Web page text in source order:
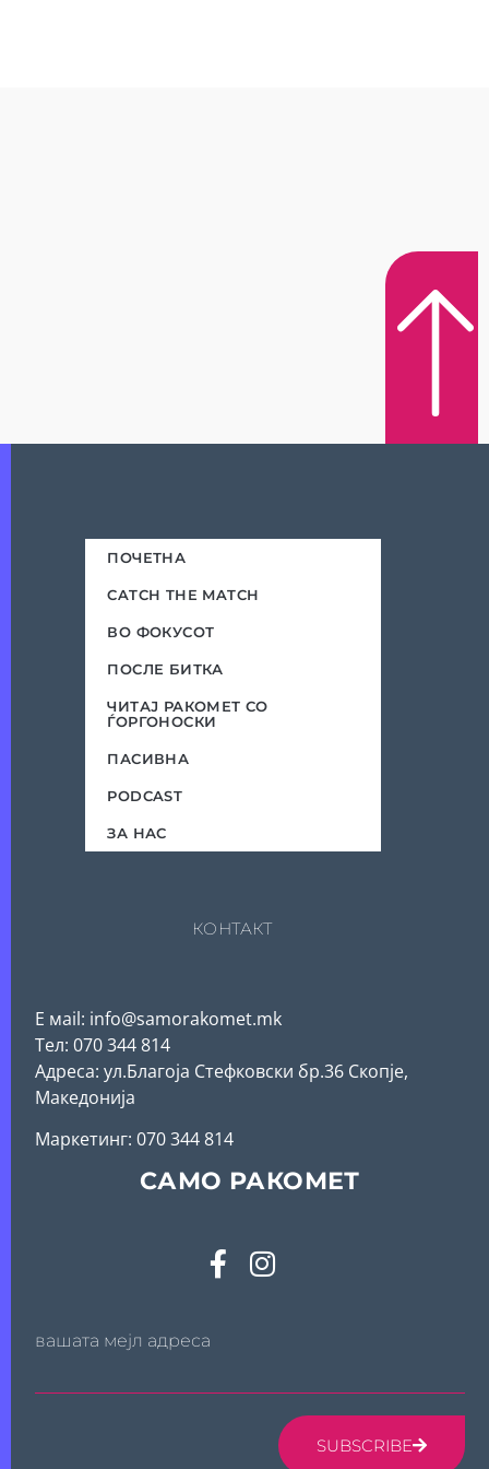
ПОЧЕТНА
CATCH THE MATCH
ВО ФОКУСОТ
ПОСЛЕ БИТКА
ЧИТАЈ РАКОМЕТ СО
ЃОРГОНОСКИ
ПАСИВНА
PODCAST
ЗА НАС
КОНТАКТ
Е мail: info@samorakomet.mk
Тел: 070 344 814
Адреса: ул.Благоја Стефковски бр.36 Скопје,
Македонија
Mаркетинг: 070 344 814
САМО РАКОМЕТ
вашата мејл адреса
SUBSCRIBE